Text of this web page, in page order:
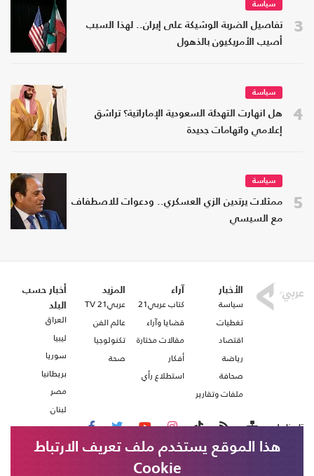
3
سياسة
تفاصيل الضربة الوشيكة على إيران.. لهذا السبب
أصيب الأمريكيون بالذهول
4
سياسة
هل انهارت التهدئة السعودية الإماراتية؟ تراشق
إعلامي واتهامات جديدة
5
سياسة
ممثلات يرتدين الزي العسكري.. ودعوات للاصطفاف
مع السيسي
الأخبار
سياسة
تغطيات
اقتصاد
رياضة
صحافة
ملفات وتقارير
آراء
كتاب عربي21
قضايا وآراء
مقالات مختارة
أفكار
استطلاع رأي
المزيد
عربي21 TV
عالم الفن
تكنولوجيا
صحة
أخبار حسب
البلد
العراق
ليبيا
سوريا
بريطانيا
مصر
لبنان
تابعنا على
هذا الموقع يستخدم ملف تعريف الارتباط
Cookie